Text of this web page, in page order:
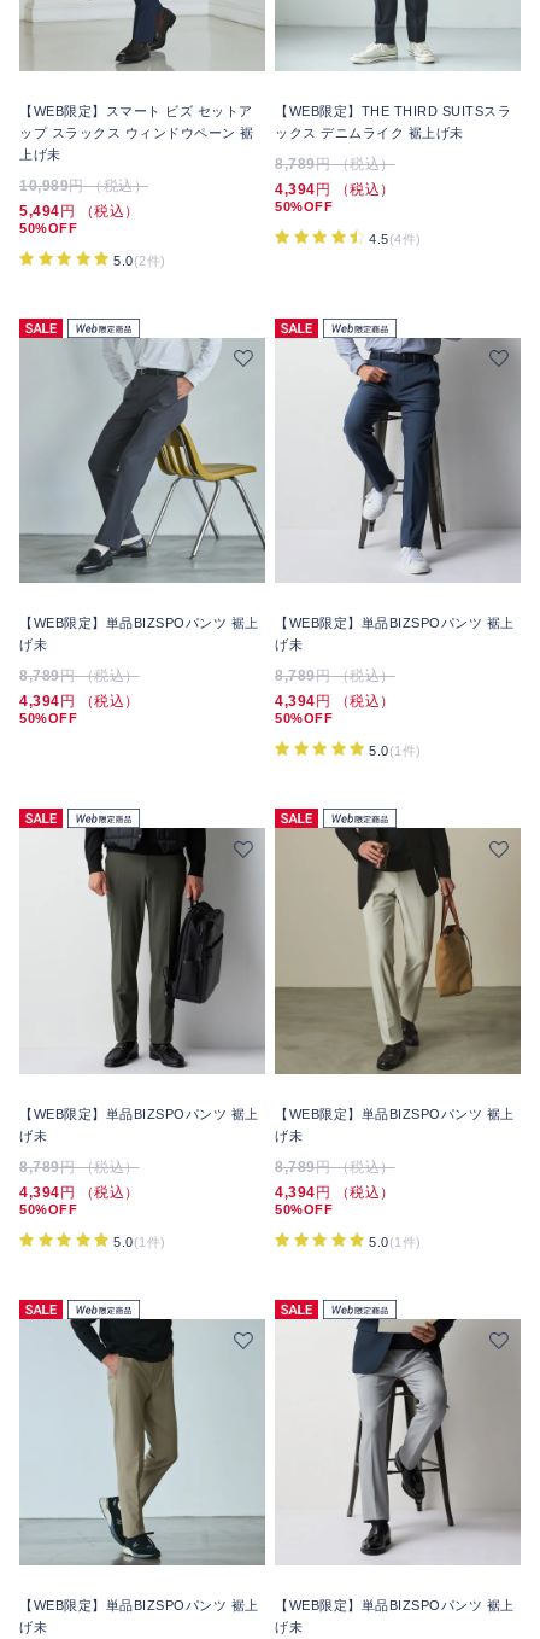
【WEB限定】スマート ビズ セットア
ップ スラックス ウィンドウペーン 裾
上げ未
10,989円 （税込）
5,494円 （税込）
50%OFF
5.0(2件)
【WEB限定】THE THIRD SUITSスラ
ックス デニムライク 裾上げ未
8,789円 （税込）
4,394円 （税込）
50%OFF
4.5(4件)
【WEB限定】単品BIZSPOパンツ 裾上
げ未
8,789円 （税込）
4,394 円 （税込）
50%OFF
【WEB限定】単品BIZSPOパンツ 裾上
げ未
8,789円 （税込）
4,394 円 （税込）
50%OFF
5.0(1件)
【WEB限定】単品BIZSPOパンツ 裾上
げ未
8,789円 （税込）
4,394 円 （税込）
50%OFF
5.0(1件)
【WEB限定】単品BIZSPOパンツ 裾上
げ未
8,789円 （税込）
4,394 円 （税込）
50%OFF
5.0(1件)
【WEB限定】単品BIZSPOパンツ 裾上
げ未
【WEB限定】単品BIZSPOパンツ 裾上
げ未